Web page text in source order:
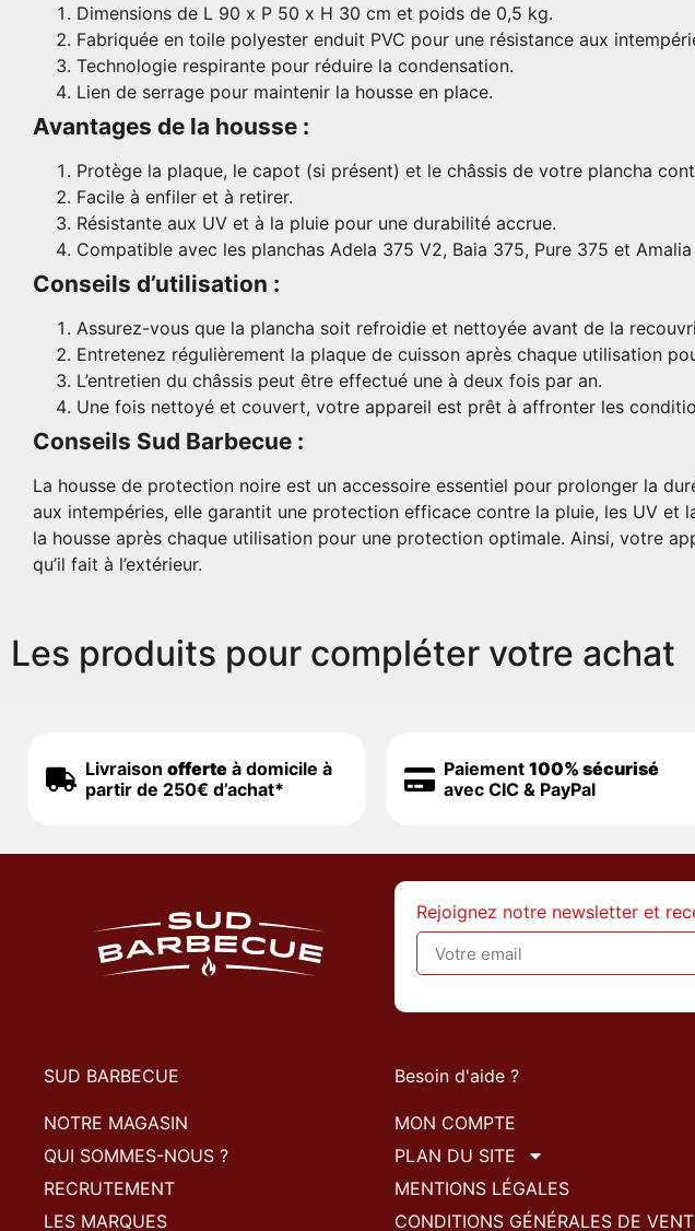
Dimensions de L 90 x P 50 x H 30 cm et poids de 0,5 kg.
Fabriquée en toile polyester enduit PVC pour une résistance aux
Technologie respirante pour réduire la condensation.
Lien de serrage pour maintenir la housse en place.
Avantages de la housse :
Protège la plaque, le capot (si présent) et le châssis de votre plancha
Facile à enfiler et à retirer.
Résistante aux UV et à la pluie pour une durabilité accrue.
Compatible avec les planchas Adela 375 V2, Baia 375, Pure 375 et
Conseils d’utilisation :
Assurez-vous que la plancha soit refroidie et nettoyée avant de la
Entretenez régulièrement la plaque de cuisson après chaque utilisation
L’entretien du châssis peut être effectué une à deux fois par an.
Une fois nettoyé et couvert, votre appareil est prêt à affronter les
Conseils Sud Barbecue :
La housse de protection noire est un accessoire essentiel pour prolonger la
aux intempéries, elle garantit une protection efficace contre la pluie, les UV
la housse après chaque utilisation pour une protection optimale. Ainsi, votre
qu’il fait à l’extérieur.
Les produits pour compléter votre achat
Livraison offerte à domicile à
partir de 250€ d’achat*
Paiement 100% sécurisé
avec CIC & PayPal
Rejoignez notre newsletter et
SUD BARBECUE
NOTRE MAGASIN
QUI SOMMES-NOUS ?
RECRUTEMENT
LES MARQUES
Besoin d'aide ?
MON COMPTE
PLAN DU SITE
MENTIONS LÉGALES
CONDITIONS GÉNÉRALES DE